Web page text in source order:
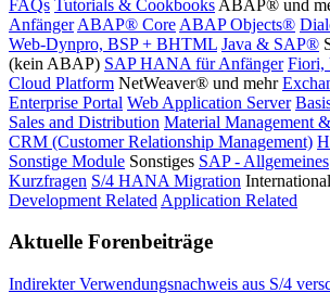
FAQs Tutorials & Cookbooks ABAP® und
Anfänger ABAP® Core ABAP Objects®
Web-Dynpro, BSP + BHTML Java & SAP®
(kein ABAP) SAP HANA für Anfänger Fiori,
Cloud Platform NetWeaver® und mehr
Enterprise Portal Web Application Server
Sales and Distribution Material Management
CRM (Customer Relationship Management)
Sonstige Module Sonstiges SAP - Allgemeines
Kurzfragen S/4 HANA Migration
Development Related Application Related
Aktuelle Forenbeiträge
Indirekter Verwendungsnachweis aus S/4